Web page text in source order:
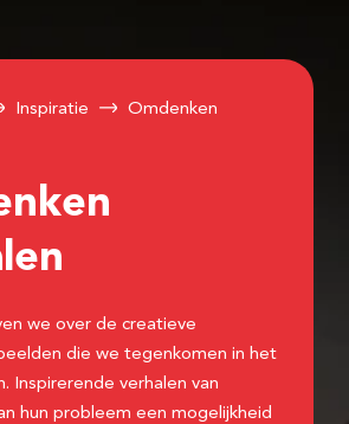
Inspiratie
Omdenken
we over de creatieve
die we tegenkomen in het
Inspirerende verhalen van
hun probleem een mogelijkheid